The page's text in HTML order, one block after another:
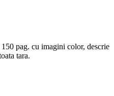
pag. cu imagini color, descrie
tara.